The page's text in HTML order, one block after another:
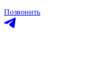
Позвонить